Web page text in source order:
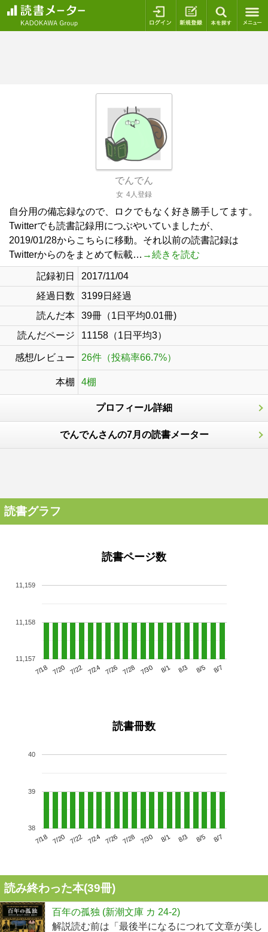
ログイン 新規登録
でんでん
女 4人登録
自分用の備忘録なので、ロクでもなく好き勝手してます。
Twitterでも読書記録用につぶやいていましたが、
2019/01/28からこちらに移動。それ以前の読書記録は
Twitterからのをまとめて転載… →続きを読む
記録初日
2017/11/04
経過日数
3199日経過
読んだ本
39冊（1日平均0.01冊)
読んだページ
11158（1日平均3）
感想/レビュー 26件（投稿率66.7%）
本棚 4棚
プロフィール詳細
でんでんさんの7月の読書メーター
読書グラフ
読書ページ数
7/18 7/20 7/22 7/24 7/26 7/28 7/30 8/1 8/3 8/5 8/7
11,157
11,158
11,159
読書冊数
7/18 7/20 7/22 7/24 7/26 7/28 7/30 8/1 8/3 8/5 8/7
38
39
40
読み終わった本(39冊)
百年の孤独 (新潮文庫 カ 24-2)
解説読む前は「最後半になるにつれて文章が美し